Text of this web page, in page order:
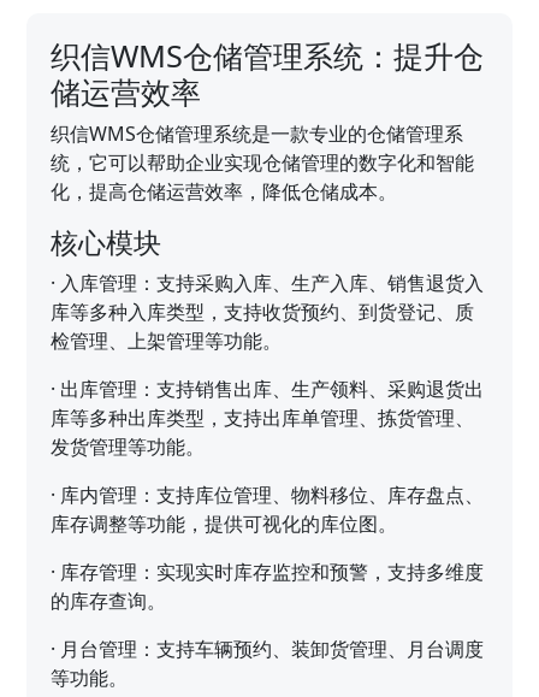
织信WMS仓储管理系统：提升仓
储运营效率
织信WMS仓储管理系统是一款专业的仓储管理系
统，它可以帮助企业实现仓储管理的数字化和智能
化，提高仓储运营效率，降低仓储成本。
核心模块
· 入库管理：支持采购入库、生产入库、销售退货入
库等多种入库类型，支持收货预约、到货登记、质
检管理、上架管理等功能。
· 出库管理：支持销售出库、生产领料、采购退货出
库等多种出库类型，支持出库单管理、拣货管理、
发货管理等功能。
· 库内管理：支持库位管理、物料移位、库存盘点、
库存调整等功能，提供可视化的库位图。
· 库存管理：实现实时库存监控和预警，支持多维度
的库存查询。
· 月台管理：支持车辆预约、装卸货管理、月台调度
等功能。